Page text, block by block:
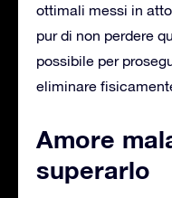
ottimali messi in
pur di non perdere
possibile per
eliminare
Amore
superarlo